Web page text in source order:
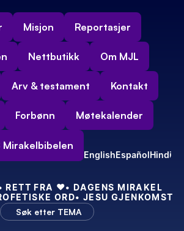
Misjon Reportasjer
Nettbutikk Om MJL
Arv & testament Kontakt
Forbønn Møtekalender
Mirakelbibelen
EnglishEspañolHindi
RETT FRA ❤️• DAGENS MIRAKEL
ORD• JESU GJENKOMST
Søk etter TEMA